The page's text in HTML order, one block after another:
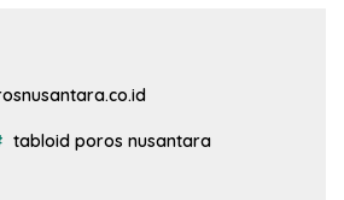
tabloid poros nusantara